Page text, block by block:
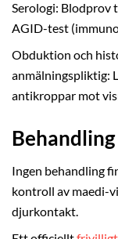
Serologi: Blodprov
AGID-test
Obduktion och
anmälningspliktig:
antikroppar mot
Ingen behandling
kontroll av maedi-
djurkontakt.